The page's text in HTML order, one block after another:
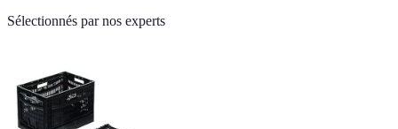
Sélectionnés par nos experts